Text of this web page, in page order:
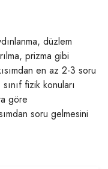
düzlem
prizma gibi
en az 2-3 soru
fizik konuları
göre
soru gelmesini